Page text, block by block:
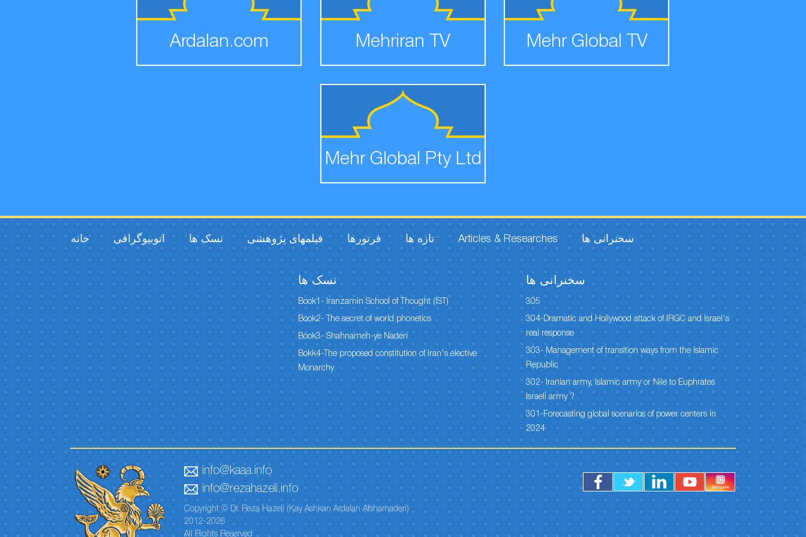
Ardalan.com Mehriran TV Mehr Global TV
Mehr Global Pty Ltd
خانه اتوبیوگرافی نسک ها فیلمهای پژوهشی فرتورها تازه ها Articles & Researches سخنرانی ها
نسک ها
Book1- Iranzamin School of Thought (IST)
Book2- The secret of world phonetics
Book3- Shahnameh-ye Naderi
Bokk4-The proposed constitution of Iran's elective
Monarchy
سخنرانی ها
305
304-Dramatic and Hollywood attack of IRGC and Israel's
real response
303- Management of transition ways from the Islamic
Republic
302- Iranian army, Islamic army or Nile to Euphrates
Israeli army ?
301-Forecasting global scenarios of power centers in
2024
info@kaaa.info
info@rezahazeli.info
Copyright © Dr. Reza Hazeli (Kay Ashkan Ardalan Afsharnaderi)
2012-2026
All Rights Reserved